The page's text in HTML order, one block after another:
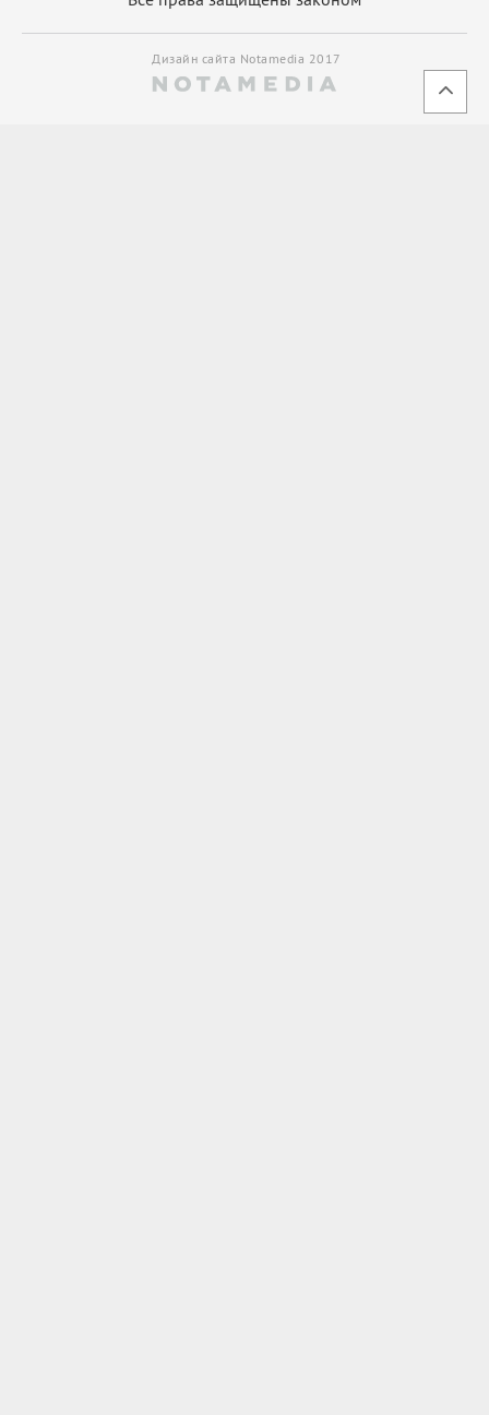
Дизайн сайта Notamedia 2017